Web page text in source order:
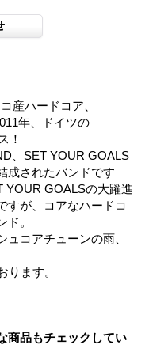
産ハードコア、
年、ドイツの
！
、SET YOUR GOALS
成されたバンドです
YOUR GOALSの大躍進
すが、コアなハードコ
。
コアチューンの雨、
ります。
商品もチェックしてい